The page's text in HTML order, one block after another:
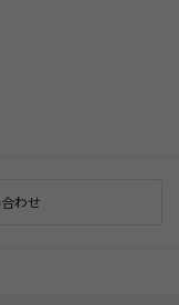
わせ